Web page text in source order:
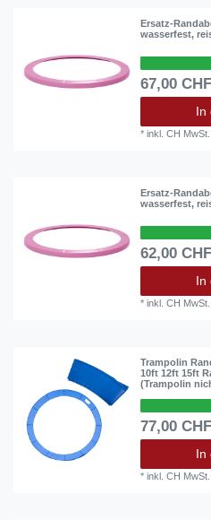
Ersatz-
wasserfest,
67,00
In
*inkl. CH MwSt.
Ersatz-
wasserfest,
62,00
In
*inkl. CH MwSt.
Trampolin
10ft 12ft 15ft
(Trampolin
77,00
In
*inkl. CH MwSt.